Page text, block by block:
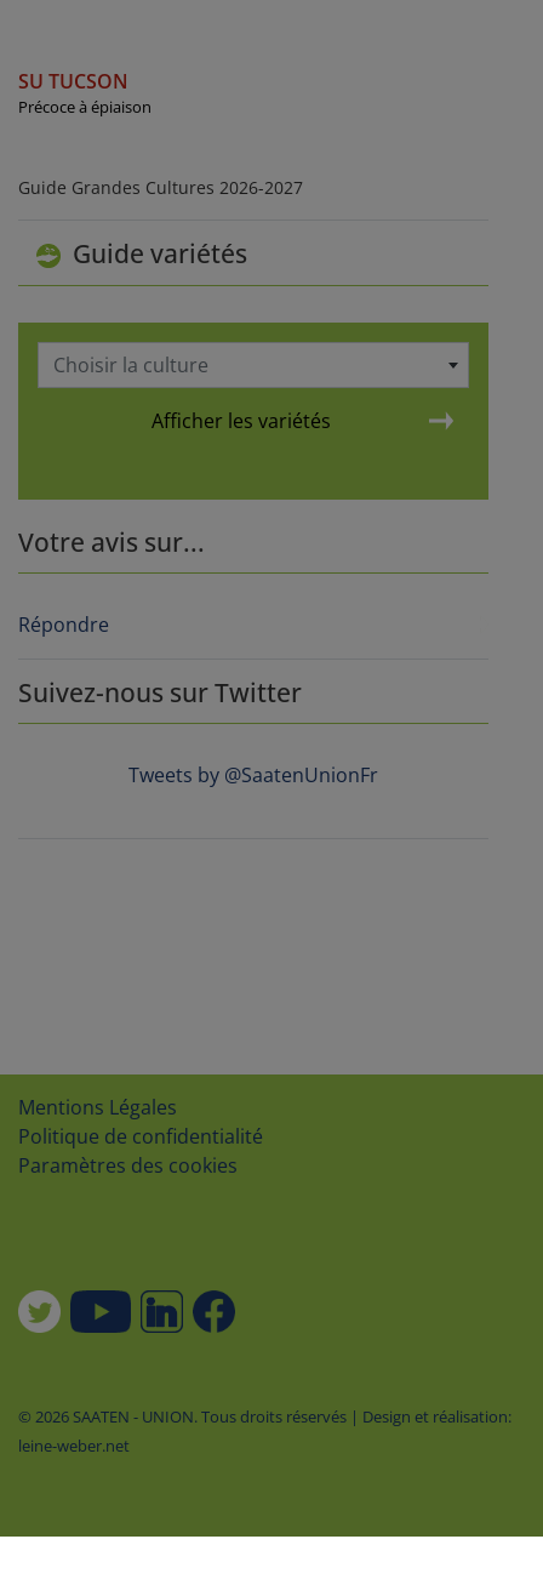
Guide Grandes Cultures 2026-2027
Guide variétés
Choisir la culture
Afficher les variétés
Votre avis sur...
Répondre
Suivez-nous sur Twitter
Tweets by @SaatenUnionFr
SU TUCSON
Précoce à épiaison
Mentions Légales
Politique de confidentialité
Paramètres des cookies
© 2026 SAATEN - UNION. Tous droits réservés | Design et réalisation:
leine-weber.net